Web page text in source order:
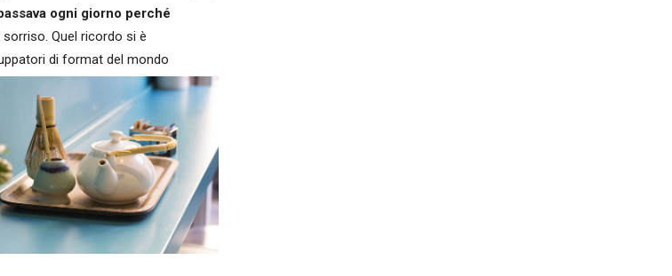
ogni giorno perché
sorriso. Quel ricordo si è
di format del mondo